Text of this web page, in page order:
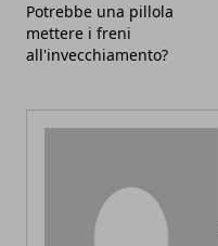
Potrebbe una pillola
mettere i freni
all'invecchiamento?